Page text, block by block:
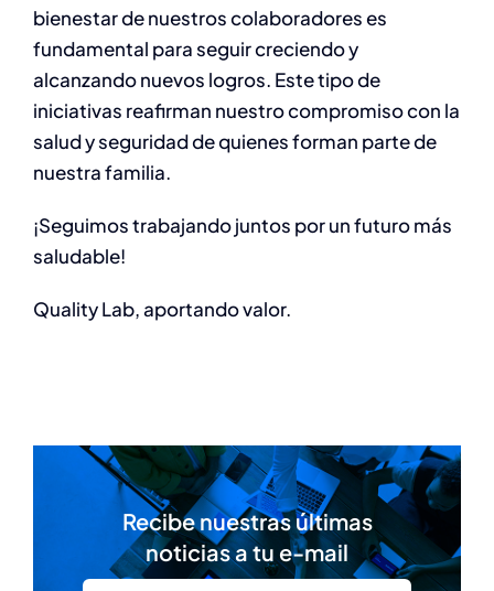
bienestar de nuestros colaboradores es
fundamental para seguir creciendo y
alcanzando nuevos logros. Este tipo de
iniciativas reafirman nuestro compromiso con la
salud y seguridad de quienes forman parte de
nuestra familia.
¡Seguimos trabajando juntos por un futuro más
saludable!
Quality Lab, aportando valor.
Recibe nuestras últimas
noticias a tu e-mail